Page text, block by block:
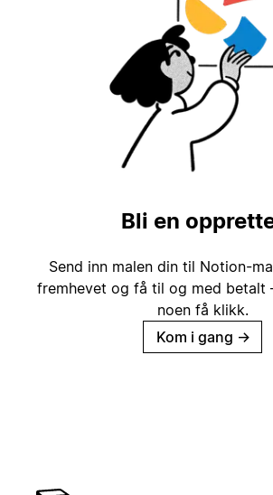
Bli en
Send inn malen din til Notion-
fremhevet og få til og med betalt
noen få klikk.
Kom i gang →